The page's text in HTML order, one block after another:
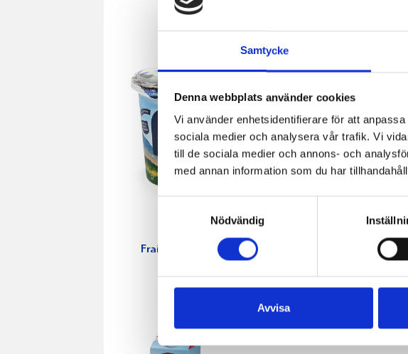
Samtycke
Denna webbplats använder cookies
Vi använder enhetsidentifierare för att
sociala medier och analysera vår trafik. Vi
till de sociala medier och annons- och
med annan information som du har
Nödvändig
Avvisa
3dl
Fraichen 34%